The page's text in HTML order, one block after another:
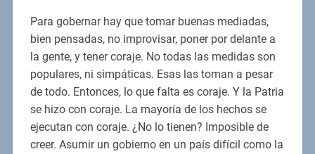
Para gobernar hay que tomar buenas mediadas,
bien pensadas, no improvisar, poner por delante a
la gente, y tener coraje. No todas las medidas son
populares, ni simpáticas. Esas las toman a pesar
de todo. Entonces, lo que falta es coraje. Y la Patria
se hizo con coraje. La mayoría de los hechos se
ejecutan con coraje. ¿No lo tienen? Imposible de
creer. Asumir un gobierno en un país difícil como la